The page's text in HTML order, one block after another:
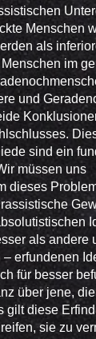
Menschen
als
im
und
sind ein
müssen uns
dieses
als andere
erfundenen
für besser
über jene,
gilt diese
sie zu